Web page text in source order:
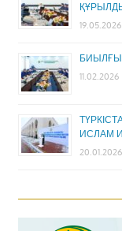
19.05.2026
БИЫЛҒЫ
11.02.2026
ИСЛАМ
20.01.2026